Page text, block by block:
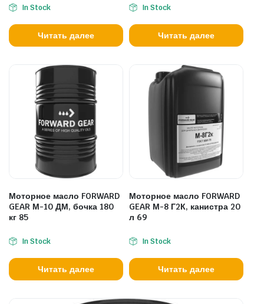
In Stock
Читать далее
In Stock
Читать далее
Моторное масло FORWARD
GEAR М-10 ДМ, бочка 180
кг 85
In Stock
Читать далее
Моторное масло FORWARD
GEAR М-8 Г2К, канистра 20
л 69
In Stock
Читать далее